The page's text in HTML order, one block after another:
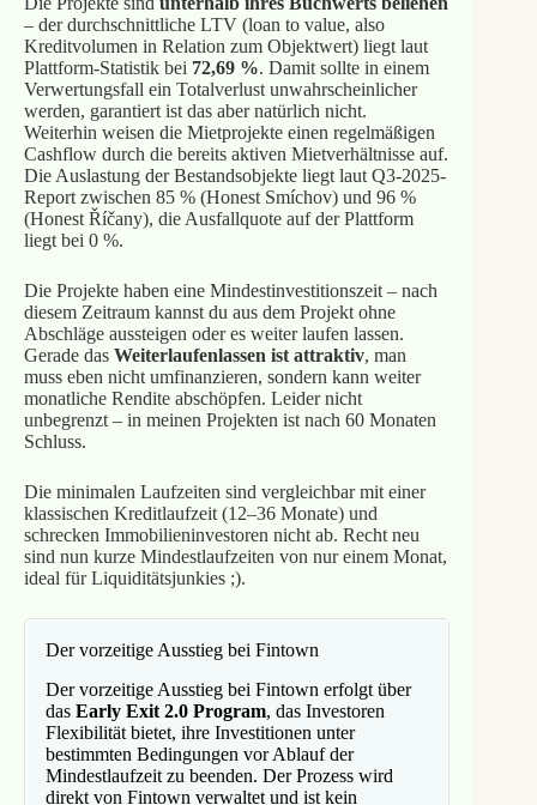
– der durchschnittliche LTV (loan to value, also
Kreditvolumen in Relation zum Objektwert) liegt laut
Plattform-Statistik bei 72,69 %. Damit sollte in einem
Verwertungsfall ein Totalverlust unwahrscheinlicher
werden, garantiert ist das aber natürlich nicht.
Weiterhin weisen die Mietprojekte einen regelmäßigen
Cashflow durch die bereits aktiven Mietverhältnisse auf.
Die Auslastung der Bestandsobjekte liegt laut Q3-2025-
Report zwischen 85 % (Honest Smíchov) und 96 %
(Honest Říčany), die Ausfallquote auf der Plattform
liegt bei 0 %.
Die Projekte haben eine Mindestinvestitionszeit – nach
diesem Zeitraum kannst du aus dem Projekt ohne
Abschläge aussteigen oder es weiter laufen lassen.
Gerade das Weiterlaufenlassen ist attraktiv, man
muss eben nicht umfinanzieren, sondern kann weiter
monatliche Rendite abschöpfen. Leider nicht
unbegrenzt – in meinen Projekten ist nach 60 Monaten
Schluss.
Die minimalen Laufzeiten sind vergleichbar mit einer
klassischen Kreditlaufzeit (12–36 Monate) und
schrecken Immobilieninvestoren nicht ab. Recht neu
sind nun kurze Mindestlaufzeiten von nur einem Monat,
ideal für Liquiditätsjunkies ;).
Der vorzeitige Ausstieg bei Fintown
Der vorzeitige Ausstieg bei Fintown erfolgt über
das Early Exit 2.0 Program, das Investoren
Flexibilität bietet, ihre Investitionen unter
bestimmten Bedingungen vor Ablauf der
Mindestlaufzeit zu beenden. Der Prozess wird
direkt von Fintown verwaltet und ist kein